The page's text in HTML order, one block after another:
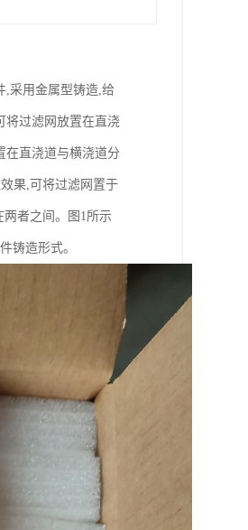
,采用金属型铸造,给
将过滤网放置在直浇
在直浇道与横浇道分
果,可将过滤网置于
者之间。图1所示
铸造形式。